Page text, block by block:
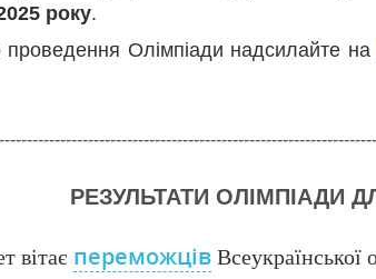
року.
Олімпіади надсилайте на
РЕЗУЛЬТАТИ ОЛІМПІАДИ
вітає переможцівВсеукраїнської